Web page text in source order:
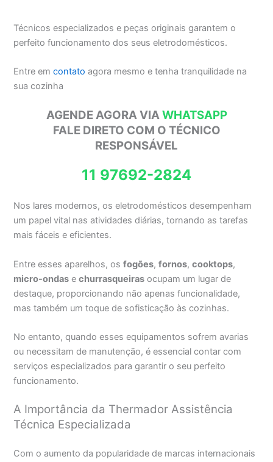
Técnicos especializados e peças originais garantem o
perfeito funcionamento dos seus eletrodomésticos.
Entre emcontato agora mesmo e tenha tranquilidade na
sua cozinha
AGENDE AGORA VIA WHATSAPP
FALE DIRETO COM O TÉCNICO
RESPONSÁVEL
11 97692-2824
Nos lares modernos, os eletrodomésticos desempenham
um papel vital nas atividades diárias, tornando as tarefas
mais fáceis e eficientes.
Entre esses aparelhos, osfogões,fornos,cooktops,
micro-ondas echurrasqueiras ocupam um lugar de
destaque, proporcionando não apenas funcionalidade,
mas também um toque de sofisticação às cozinhas.
No entanto, quando esses equipamentos sofrem avarias
ou necessitam de manutenção, é essencial contar com
serviços especializados para garantir o seu perfeito
funcionamento.
A Importância da Thermador Assistência
Técnica Especializada
Com o aumento da popularidade de marcas internacionais